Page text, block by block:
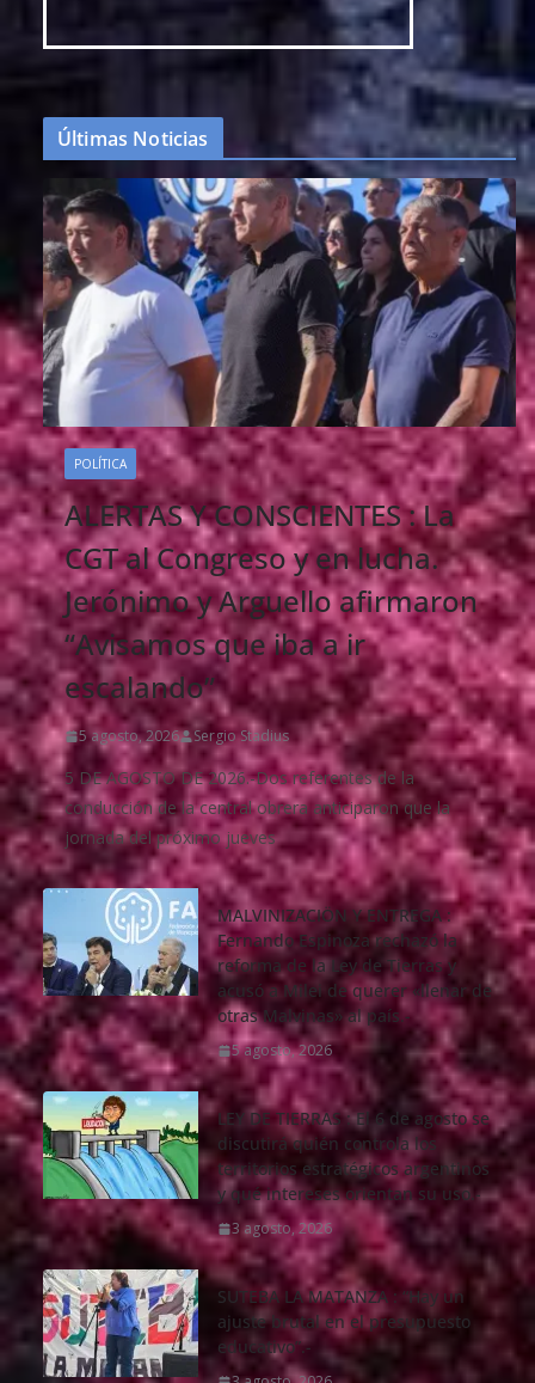
Últimas Noticias
POLÍTICA
ALERTAS Y CONSCIENTES : La
CGT al Congreso y en lucha.
Jerónimo y Arguello afirmaron
“Avisamos que iba a ir
escalando”
5 agosto, 2026 Sergio Stadius
5 DE AGOSTO DE 2026.-Dos referentes de la
conducción de la central obrera anticiparon que la
jornada del próximo jueves
MALVINIZACIÖN Y ENTREGA :
Fernando Espinoza rechazó la
reforma de la Ley de Tierras y
acusó a Milei de querer «llenar de
otras Malvinas» al país.-
5 agosto, 2026
LEY DE TIERRAS : El 6 de agosto se
discutirá quién controla los
territorios estratégicos argentinos
y qué intereses orientan su uso.-
3 agosto, 2026
SUTEBA LA MATANZA : “Hay un
ajuste brutal en el presupuesto
educativo”.-